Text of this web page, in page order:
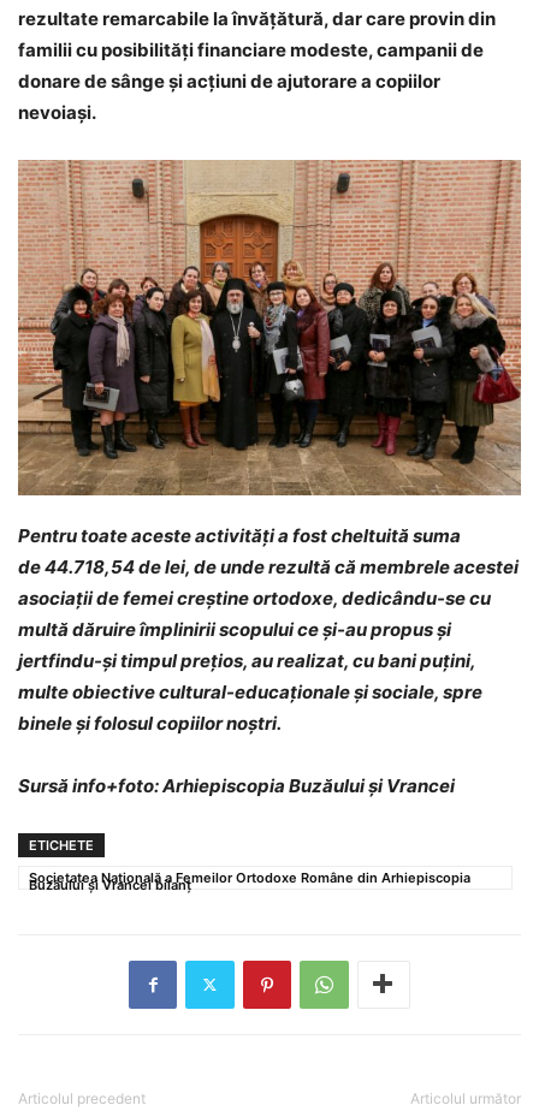
rezultate remarcabile la învățătură, dar care provin din
familii cu posibilități financiare modeste, campanii de
donare de sânge și acțiuni de ajutorare a copiilor
nevoiași.
Pentru toate aceste activități a fost cheltuită suma
de44.718,54 de lei, de unde rezultă că membrele acestei
asociații de femei creștine ortodoxe, dedicându-se cu
multă dăruire împlinirii scopului ce și-au propus și
jertfindu-și timpul prețios, au realizat, cu bani puțini,
multe obiective cultural-educaționale și sociale, spre
binele și folosul copiilor noștri.
Sursă info+foto: Arhiepiscopia Buzăului și Vrancei
ETICHETE
Societatea Națională a Femeilor Ortodoxe Române din Arhiepiscopia
Buzăului și Vrancei bilanț
Articolul precedent Articolul următor